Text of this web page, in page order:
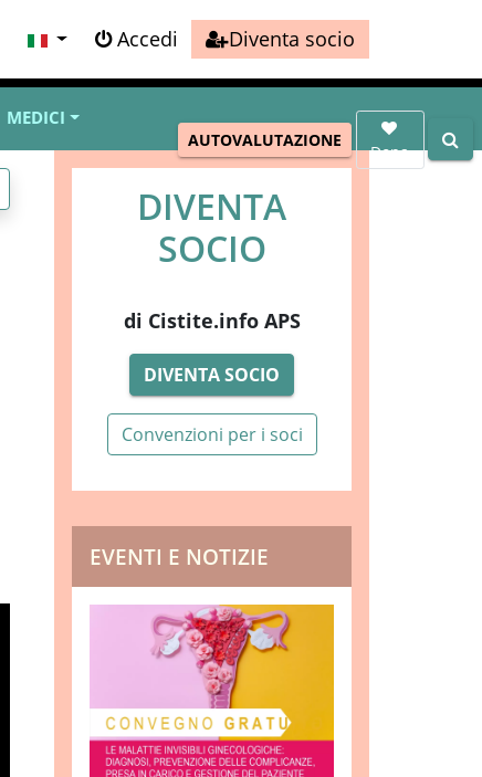
Accedi Diventa socio
MEDICI
AUTOVALUTAZIONE
Dona
DIVENTA
SOCIO
di Cistite.info APS
DIVENTA SOCIO
Convenzioni per i soci
EVENTI E NOTIZIE